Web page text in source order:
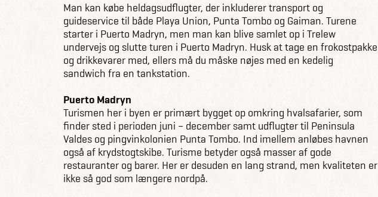
Man kan købe heldagsudflugter, der inkluderer transport og
guideservice til både Playa Union, Punta Tombo og Gaiman. Turene
starter i Puerto Madryn, men man kan blive samlet op i Trelew
undervejs og slutte turen i Puerto Madryn. Husk at tage en frokostpakke
og drikkevarer med, ellers må du måske nøjes med en kedelig
sandwich fra en tankstation.
Puerto Madryn
Turismen her i byen er primært bygget op omkring hvalsafarier, som
finder sted i perioden juni – december samt udflugter til Peninsula
Valdes og pingvinkolonien Punta Tombo. Ind imellem anløbes havnen
også af krydstogtskibe. Turisme betyder også masser af gode
restauranter og barer. Her er desuden en lang strand, men kvaliteten er
ikke så god som længere nordpå.